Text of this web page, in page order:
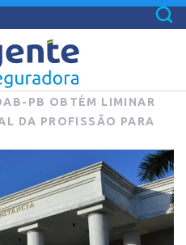
PB OBTÉM LIMINAR
DA PROFISSÃO PARA